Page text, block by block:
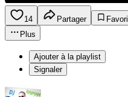
14 Partager
Favori
Plus
Ajouter à la playlist
Signaler